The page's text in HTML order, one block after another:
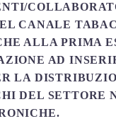
CANALE
ALLA PRIMA
AD
LA
DEL SETTORE